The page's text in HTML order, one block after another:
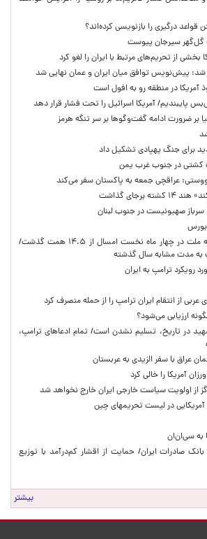
قواعد درگیری را بازنویسی کرده‌اند؟
گل‌گهر سیرجان پیوست
بخشی از تحریم‌های مرتبط با ایران را لغو کرد
پیش‌نویس توافق میان ایران و عمان نهایی شد
آمریکا در منطقه رو به افول است
پایبندیم/ آمریکا اسرائیل را تحت فشار قرار دهد
بر ضرورت ادامه گفت‌وگوها بر سر تنگه هرمز
برای جنگ پهپادی تشکیل داد
کشتی در جنوب غرب یمن
عراقچی جمعه به پاکستان سفر می‌کند
برجای گذاشت
حق بیمه تولیدی بیمه ملت در چهار ماه نخست امسال از ۱۴.۵ همت گذشت/
از انتقام ایران ترامپ را از حمله منصرف کرد
ارزیابی می‌شود؟
در تاریخ، تسلیم نشدن است/ تمام ادعاهای ترامپ،
عراق با سفر الزیدی به عربستان
آمریکا را خالی کرد
از اولویت سیاست خارجی ایران خارج نخواهد شد
به سی‌ان‌ان
نفری بانک صادرات ایران/ حمایت از اقشار کم‌درآمد با توزیع
بیشتر